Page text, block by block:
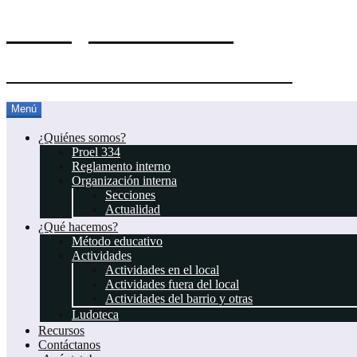
Menú
al
contenido
¿Quiénes somos?
Proel 334
Reglamento interno
Organización interna
Secciones
Actualidad
¿Qué hacemos?
Método educativo
Actividades
Actividades en el local
Actividades fuera del local
Actividades del barrio y otras
Ludoteca
Recursos
Contáctanos